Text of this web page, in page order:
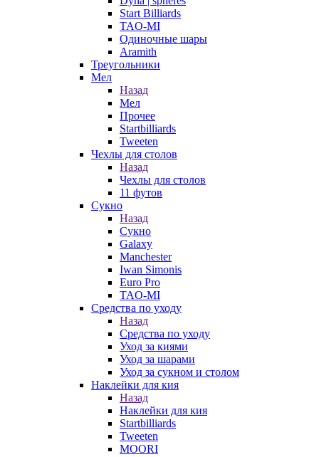
Start Billiards
TAO-MI
Одиночные шары
Aramith
Треугольники
Мел
Назад
Мел
Прочее
Startbilliards
Tweeten
Чехлы для столов
Назад
Чехлы для столов
11 футов
Сукно
Назад
Сукно
Galaxy
Manchester
Iwan Simonis
Euro Pro
TAO-MI
Средства по уходу
Назад
Средства по уходу
Уход за киями
Уход за шарами
Уход за сукном и столом
Наклейки для кия
Назад
Наклейки для кия
Startbilliards
Tweeten
MOORI